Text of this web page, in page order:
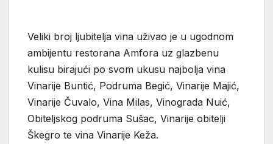
Veliki broj ljubitelja vina uživao je u ugodnom
ambijentu restorana Amfora uz glazbenu
kulisu birajući po svom ukusu najbolja vina
Vinarije Buntić, Podruma Begić, Vinarije Majić,
Vinarije Čuvalo, Vina Milas, Vinograda Nuić,
Obiteljskog podruma Sušac, Vinarije obitelji
Škegro te vina Vinarije Keža.